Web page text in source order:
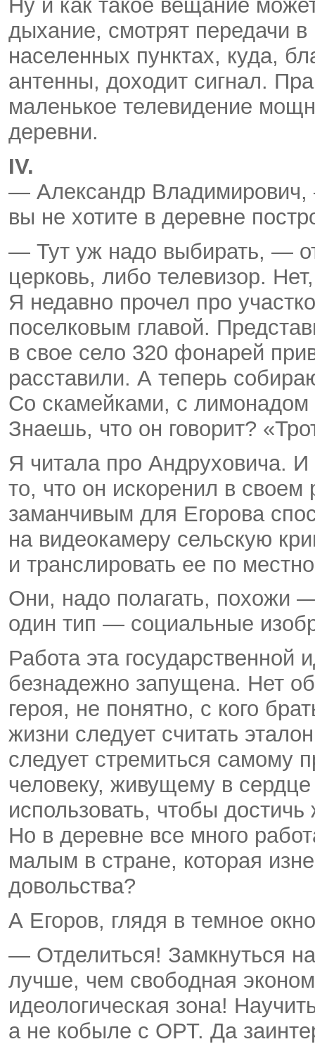
Ну и как такое вещание
дыхание, смотрят передачи
населенных пунктах, куда,
антенны, доходит сигнал.
маленькое телевидение
деревни.
IV.
— Александр
вы не хотите в деревне
— Тут уж надо выбирать, —
церковь, либо телевизор.
Я недавно прочел про
поселковым главой.
в свое село 320 фонарей
расставили. А теперь
Со скамейками, с
Знаешь, что он говорит?
Я читала про Андруховича.
то, что он искоренил в
заманчивым для Егорова
на видеокамеру сельскую
и транслировать ее по
Они, надо полагать, похожи
один тип — социальные
Работа эта государственной
безнадежно запущена. Нет
героя, не понятно, с кого
жизни следует считать
следует стремиться самому
человеку, живущему в
использовать, чтобы
Но в деревне все много
малым в стране, которая
довольства?
А Егоров, глядя в темное
— Отделиться! Замкнуться
лучше, чем свободная
идеологическая зона!
а не кобыле с ОРТ. Да